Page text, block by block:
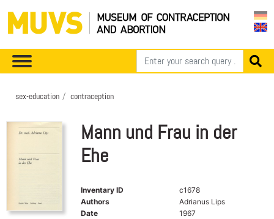
sex-education contraception
Mann und Frau in der
Ehe
Inventary ID
c1678
Authors
Adrianus Lips
Date
1967